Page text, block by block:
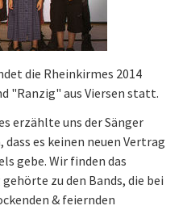
die Rheinkirmes 2014
"Ranzig" aus Viersen statt.
erzählte uns der Sänger
es keinen neuen Vertrag
gebe. Wir finden das
zu den Bands, die bei
& feiernden